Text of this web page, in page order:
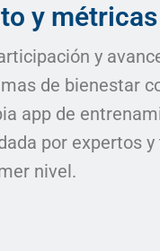
y métricas
y
de bienestar
app de
por expertos
nivel.